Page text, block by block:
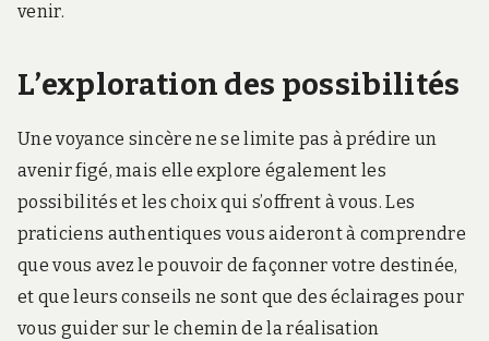
venir.
L’exploration des possibilités
Une voyance sincère ne se limite pas à prédire un
avenir figé, mais elle explore également les
possibilités et les choix qui s’offrent à vous. Les
praticiens authentiques vous aideront à comprendre
que vous avez le pouvoir de façonner votre destinée,
et que leurs conseils ne sont que des éclairages pour
vous guider sur le chemin de la réalisation